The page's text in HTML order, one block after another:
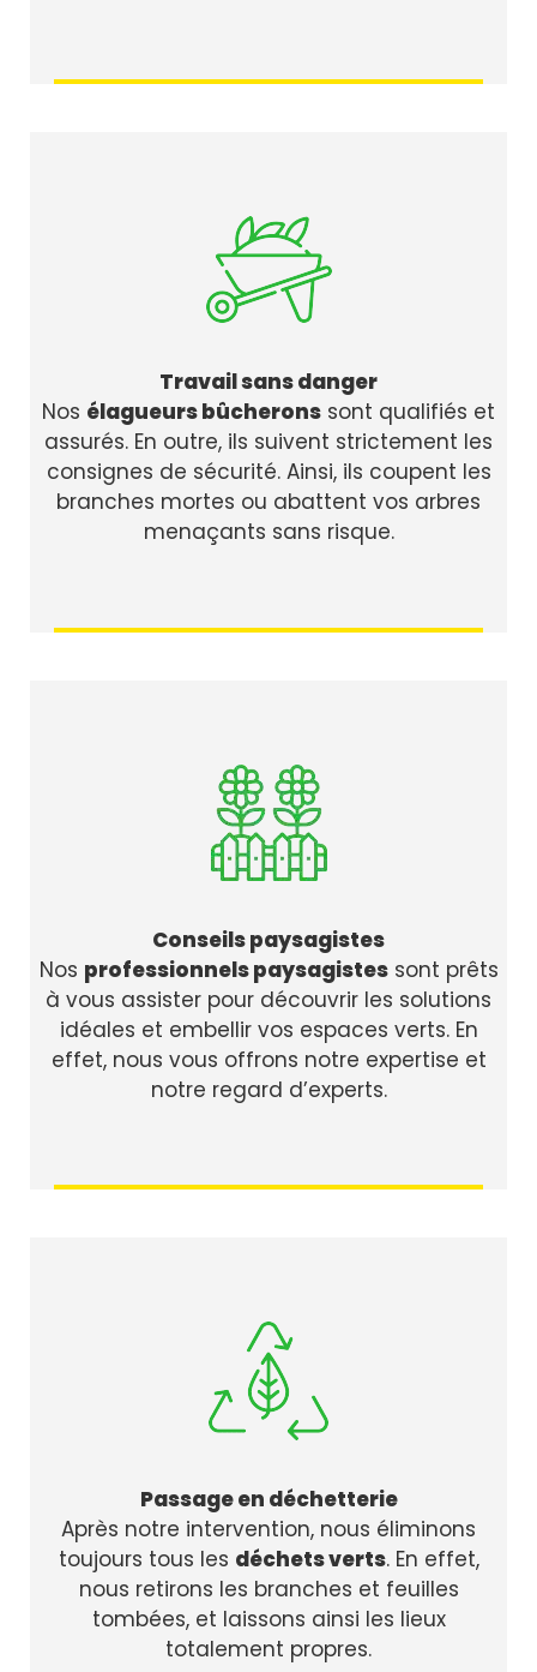
Travail sans danger
Nos élagueurs bûcherons sont qualifiés et
assurés. En outre, ils suivent strictement les
consignes de sécurité. Ainsi, ils coupent les
branches mortes ou abattent vos arbres
menaçants sans risque.
Conseils paysagistes
Nos professionnels paysagistessont prêts
à vous assister pour découvrir les solutions
idéales et embellir vos espaces verts. En
effet, nous vous offrons notre expertise et
notre regard d’experts.
Passage en déchetterie
Après notre intervention, nous éliminons
toujours tous les déchets verts. En effet,
nous retirons les branches et feuilles
tombées, et laissons ainsi les lieux
totalement propres.